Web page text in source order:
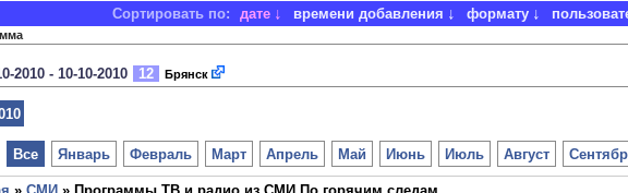
Сортировать по: дате времени добавления формату
2010 - 10-10-2010 12 Брянск
Январь Февраль Март Апрель Май Июнь Июль Август
Все